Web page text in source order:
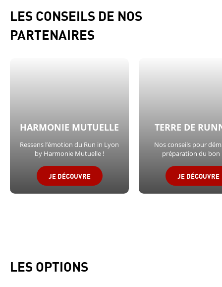
LES CONSEILS DE NOS
PARTENAIRES
HARMONIE MUTUELLE
Ressens l’émotion du Run in Lyon
by Harmonie Mutuelle !
JE DÉCOUVRE
TERRE DE
Nos conseils pour
préparation du bon
JE DÉCOUVRE
LES OPTIONS